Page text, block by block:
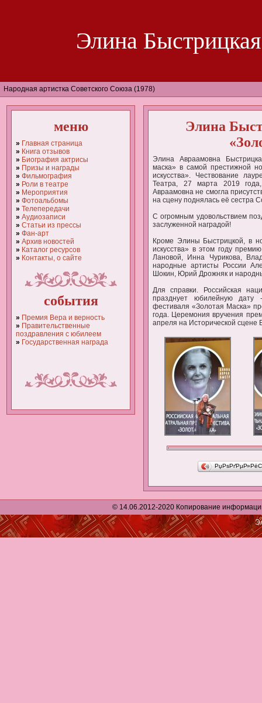
Элина Быстрицкая
Народная артистка Советского Союза (1978)
меню
» Главная страница
» Книга отзывов
» Биография актрисы
» Призы и награды
» Фильмография
» Роли в театре
» Мероприятия
» Фотоальбомы
» Телепередачи
» Аудиозаписи
» Статьи из прессы
» Фан-арт
» Архив новостей
» Каталог ресурсов
» Контакты, о сайте
события
» Премия Вера и верность
» Правительственные
поздравления с юбилеем
» Государственная награда
Элина
Элина Авраамовна
маска» в самой престижной
искусства». Чествование
Театра, 27 марта 2019
Авраамовна не смогла
на сцену поднялась её сестра
С огромным удовольствием
заслуженной наградой!
Кроме Элины Быстрицкой, в
искусства» в этом году
Лановой, Инна Чурикова,
народные артисты России
Шокин, Юрий Дрожняк и
Для справки. Российская
празднует юбилейную дату
фестиваля «Золотая Маска»
года. Церемония вручения
апреля на Исторической сцене
© 14.06.2012-2020 Копирование